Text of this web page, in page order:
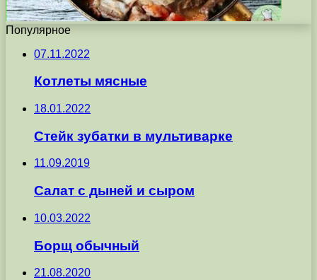
Популярное
07.11.2022
Котлеты мясные
18.01.2022
Стейк зубатки в мультиварке
11.09.2019
Салат с дыней и сыром
10.03.2022
Борщ обычный
21.08.2020